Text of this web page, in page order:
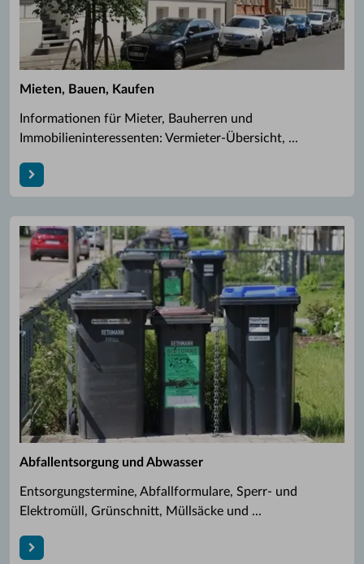
Mieten, Bauen, Kaufen
Informationen für Mieter, Bauherren und
Immobilieninteressenten: Vermieter-Übersicht, ...
Abfallentsorgung und Abwasser
Entsorgungstermine, Abfallformulare, Sperr- und
Elektromüll, Grünschnitt, Müllsäcke und ...